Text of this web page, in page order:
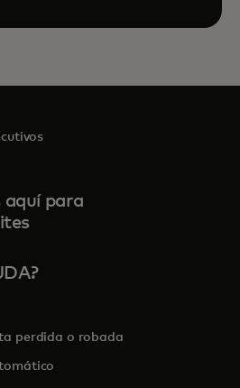
aquí para
perdida o robada